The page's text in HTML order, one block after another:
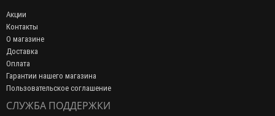
Акции
Контакты
О магазине
Доставка
Оплата
Гарантии нашего магазина
Пользовательское соглашение
СЛУЖБА ПОДДЕРЖКИ